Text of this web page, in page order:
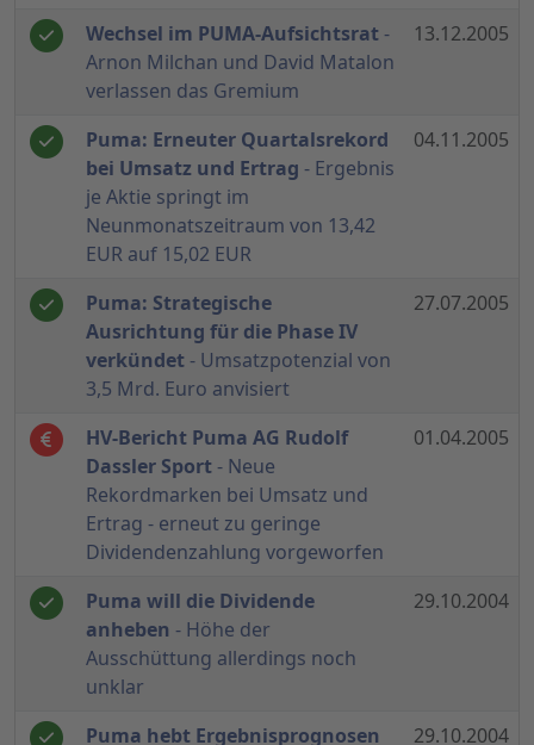
Wechsel im PUMA-Aufsichtsrat -
Arnon Milchan und David Matalon
verlassen das Gremium
13.12.2005
Puma: Erneuter Quartalsrekord
bei Umsatz und Ertrag - Ergebnis
je Aktie springt im
Neunmonatszeitraum von 13,42
EUR auf 15,02 EUR
04.11.2005
Puma: Strategische
Ausrichtung für die Phase IV
verkündet - Umsatzpotenzial von
3,5 Mrd. Euro anvisiert
27.07.2005
HV-Bericht Puma AG Rudolf
Dassler Sport- Neue
Rekordmarken bei Umsatz und
Ertrag - erneut zu geringe
Dividendenzahlung vorgeworfen
01.04.2005
Puma will die Dividende
anheben - Höhe der
Ausschüttung allerdings noch
unklar
29.10.2004
Puma hebt Ergebnisprognosen
29.10.2004